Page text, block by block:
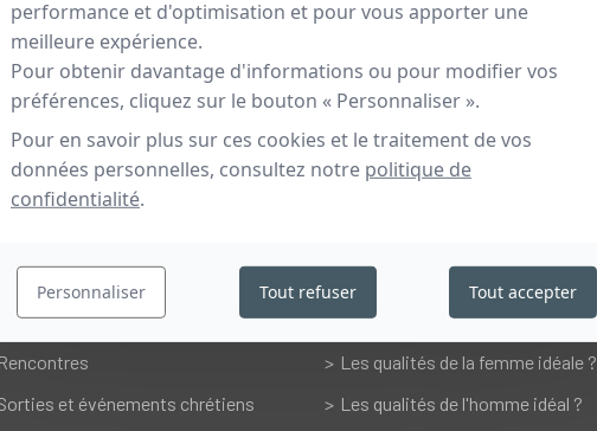
gothique
de
accompagner dans vos rencontres
Rencontres
et événements chrétiens
Vos questions
Les qualités de la femme idéale ?
Les qualités de l'homme idéal ?
performance et d'optimisation et pour vous apporter une
meilleure expérience.
Pour obtenir davantage d'informations ou pour modifier vos
préférences, cliquez sur le bouton « Personnaliser ».
Pour en savoir plus sur ces cookies et le traitement de vos
données personnelles, consultez notre politique de
confidentialité.
Personnaliser Tout refuser Tout accepter